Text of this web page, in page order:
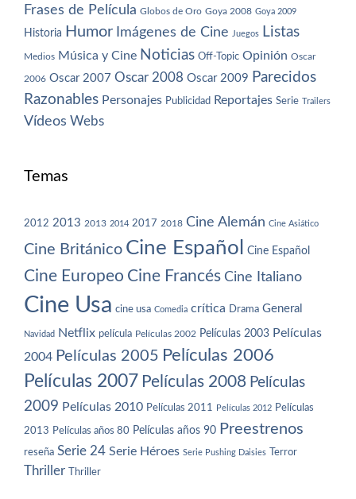
Frases de Película Globos de Oro Goya 2008 Goya 2009
Historia Humor Imágenes de Cine Juegos Listas
Medios Música y Cine Noticias Off-Topic Opinión Oscar
2006 Oscar 2007 Oscar 2008 Oscar 2009 Parecidos
Razonables Personajes Publicidad Reportajes Serie Trailers
Vídeos Webs
Temas
2012 2013 2013 2014 2017 2018 Cine Alemán Cine Asiático
Cine Británico Cine Español Cine Español
Cine Europeo Cine Francés Cine Italiano
Cine Usa cine usa Comedia crítica Drama General
Navidad Netflix película Películas 2002 Películas 2003 Películas
2004 Películas 2005 Películas 2006
Películas 2007 Películas 2008 Películas
2009 Películas 2010 Películas 2011 Películas 2012 Películas
2013 Películas años 80 Películas años 90 Preestrenos
reseña Serie 24 Serie Héroes Serie Pushing Daisies Terror
Thriller Thriller